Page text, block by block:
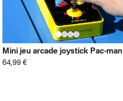
Mini jeu arcade joystick Pac-man
64,99 €